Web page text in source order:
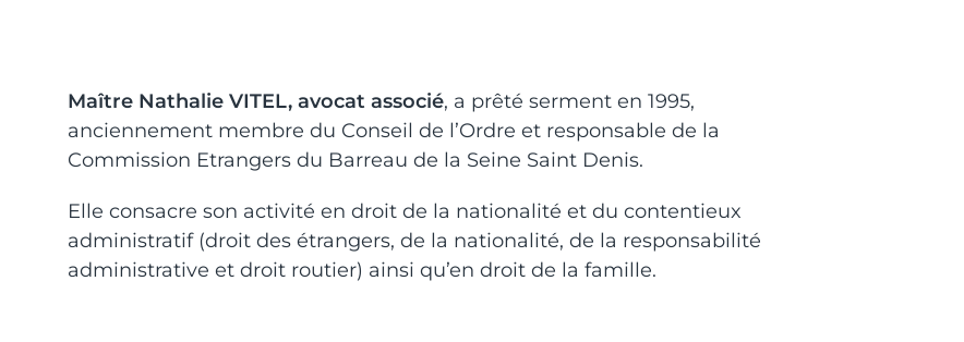
Maître Nathalie VITEL, avocat associé, a prêté serment en 1995,
anciennement membre du Conseil de l’Ordre et responsable de la
Commission Etrangers du Barreau de la Seine Saint Denis.
Elle consacre son activité en droit de la nationalité et du contentieux
administratif (droit des étrangers, de la nationalité, de la responsabilité
administrative et droit routier) ainsi qu’en droit de la famille.